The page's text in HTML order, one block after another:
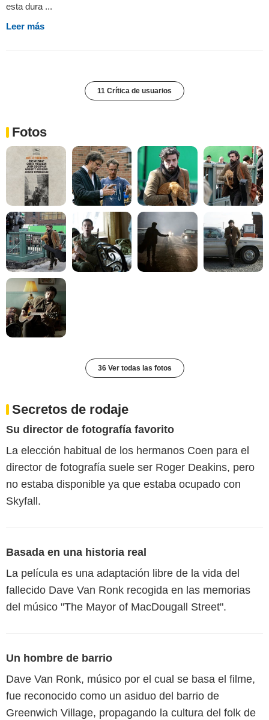
esta dura ...
Leer más
11 Crítica de usuarios
Fotos
36 Ver todas las fotos
Secretos de rodaje
Su director de fotografía favorito
La elección habitual de los hermanos Coen para el
director de fotografía suele ser Roger Deakins, pero
no estaba disponible ya que estaba ocupado con
Skyfall.
Basada en una historia real
La película es una adaptación libre de la vida del
fallecido Dave Van Ronk recogida en las memorias
del músico "The Mayor of MacDougall Street".
Un hombre de barrio
Dave Van Ronk, músico por el cual se basa el filme,
fue reconocido como un asiduo del barrio de
Greenwich Village, propagando la cultura del folk de